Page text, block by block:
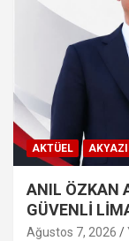
AKTÜEL AKYAZI
ANIL ÖZKAN
GÜVENLİ
Ağustos 7, 2026